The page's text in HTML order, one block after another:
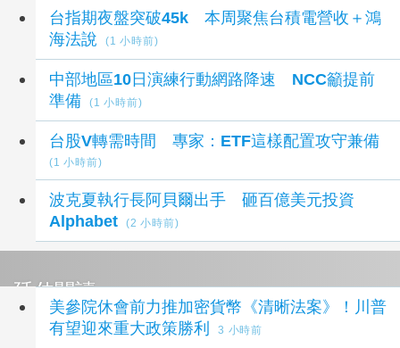
台指期夜盤突破45k 本周聚焦台積電營收＋鴻
海法說
(1 小時前)
中部地區10日演練行動網路降速 NCC籲提前
準備
(1 小時前)
台股V轉需時間 專家：ETF這樣配置攻守兼備
(1 小時前)
波克夏執行長阿貝爾出手 砸百億美元投資
Alphabet
(2 小時前)
延伸閱讀
美參院休會前力推加密貨幣《清晰法案》！川普
有望迎來重大政策勝利
3 小時前